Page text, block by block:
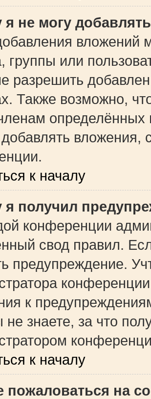
я не могу
вложений
группы или
разрешить
Также возможно,
вложения,
к началу
я получил
конференции
свод правил.
предупреждение.
к
не знаете, за что
к началу
пожаловаться на